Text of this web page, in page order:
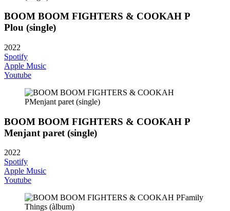
BOOM BOOM FIGHTERS & COOKAH P
Plou (single)
2022
Spotify
Apple Music
Youtube
BOOM BOOM FIGHTERS & COOKAH P
Menjant paret (single)
2022
Spotify
Apple Music
Youtube